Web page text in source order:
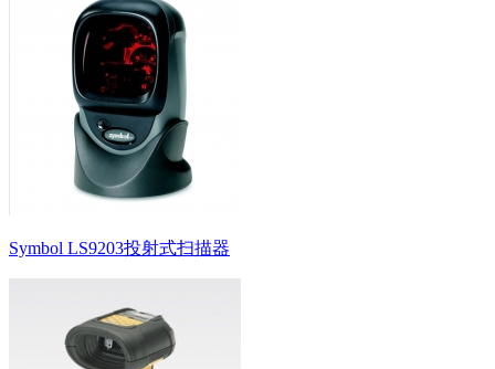
Symbol LS9203投射式扫描器